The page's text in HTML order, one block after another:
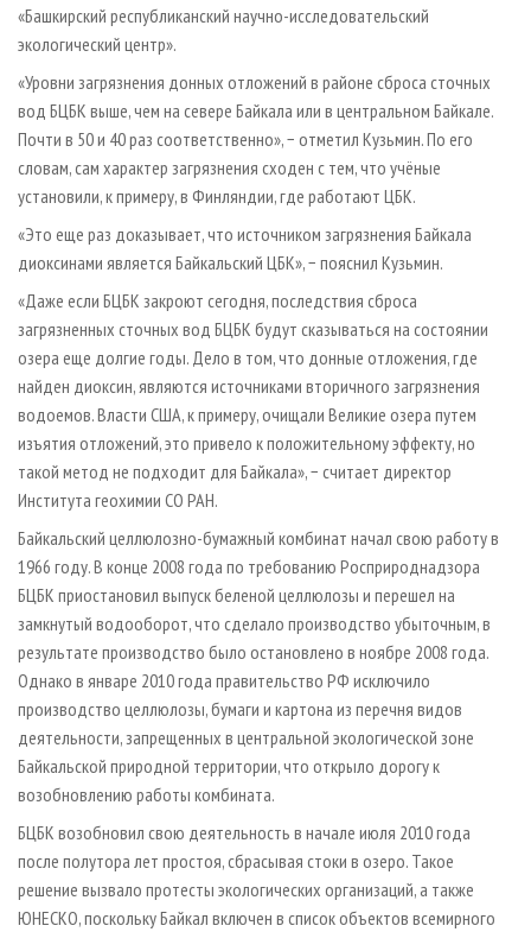
«Башкирский республиканский научно-исследовательский
экологический центр».
«Уровни загрязнения донных отложений в районе сброса сточных
вод БЦБК выше, чем на севере Байкала или в центральном Байкале.
Почти в 50 и 40 раз соответственно», − отметил Кузьмин. По его
словам, сам характер загрязнения сходен с тем, что учёные
установили, к примеру, в Финляндии, где работают ЦБК.
«Это еще раз доказывает, что источником загрязнения Байкала
диоксинами является Байкальский ЦБК», − пояснил Кузьмин.
«Даже если БЦБК закроют сегодня, последствия сброса
загрязненных сточных вод БЦБК будут сказываться на состоянии
озера еще долгие годы. Дело в том, что донные отложения, где
найден диоксин, являются источниками вторичного загрязнения
водоемов. Власти США, к примеру, очищали Великие озера путем
изъятия отложений, это привело к положительному эффекту, но
такой метод не подходит для Байкала», − считает директор
Института геохимии СО РАН.
Байкальский целлюлозно-бумажный комбинат начал свою работу в
1966 году. В конце 2008 года по требованию Росприроднадзора
БЦБК приостановил выпуск беленой целлюлозы и перешел на
замкнутый водооборот, что сделало производство убыточным, в
результате производство было остановлено в ноябре 2008 года.
Однако в январе 2010 года правительство РФ исключило
производство целлюлозы, бумаги и картона из перечня видов
деятельности, запрещенных в центральной экологической зоне
Байкальской природной территории, что открыло дорогу к
возобновлению работы комбината.
БЦБК возобновил свою деятельность в начале июля 2010 года
после полутора лет простоя, сбрасывая стоки в озеро. Такое
решение вызвало протесты экологических организаций, а также
ЮНЕСКО, поскольку Байкал включен в список объектов всемирного